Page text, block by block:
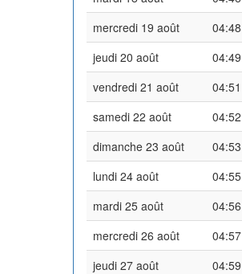
mercredi 19 août
04:48
jeudi 20 août
04:49
vendredi 21 août
04:51
samedi 22 août
04:52
dimanche 23 août
04:53
lundi 24 août
04:55
mardi 25 août
04:56
mercredi 26 août
04:57
jeudi 27 août
04:59